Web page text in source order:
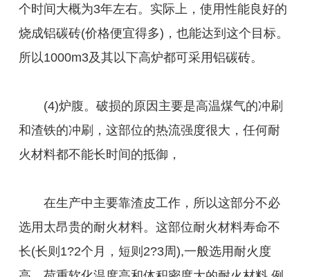
个时间大概为3年左右。实际上，使用性能良好的
烧成铝碳砖(价格便宜得多)，也能达到这个目标。
所以1000m3及其以下高炉都可采用铝碳砖。
(4)炉腹。破损的原因主要是高温煤气的冲刷
和渣铁的冲刷，这部位的热流强度很大，任何耐
火材料都不能长时间的抵御，
在生产中主要靠渣皮工作，所以这部分不必
选用太昂贵的耐火材料。这部位耐火材料寿命不
长(长则1?2个月，短则2?3周),一般选用耐火度